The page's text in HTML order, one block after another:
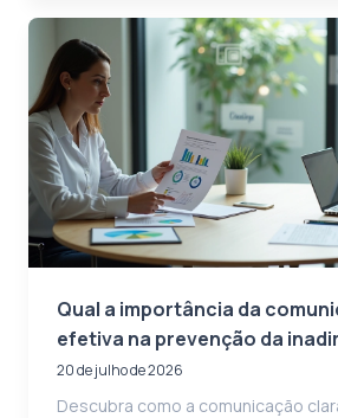
Qual a importância da
efetiva na prevenção da
20 de julho de 2026
Descubra como a comunicação